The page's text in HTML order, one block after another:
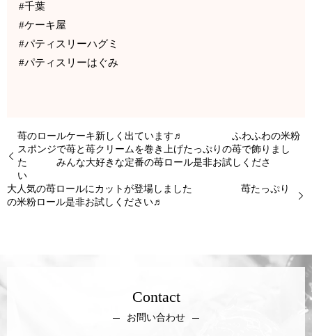
#千葉
#ケーキ屋
#パティスリーハグミ
#パティスリーはぐみ
苺のロールケーキ新しく出ています♬ ふわふわの米粉
スポンジで苺と苺クリームを巻き上げたっぷりの苺で飾りまし
た みんな大好きな定番の苺ロール是非お試しくださ
い
大人気の苺ロールにカットが登場しました 苺たっぷり
の米粉ロール是非お試しください♬
Contact
お問い合わせ